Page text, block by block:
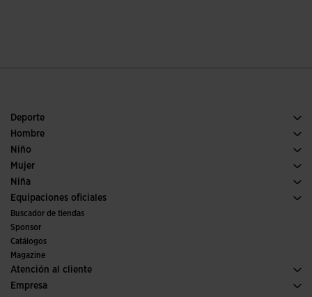
Deporte
Running
Fútbol
Pádel
Tenis
Trail running
Hombre
Calzado Hombre
Deporte
Niño
Ver todo ropa niño
Mujer
Calzado Mujer
Deporte
Niña
Ver todo ropa niña
Equipaciones oficiales
Fútbol
Fútbol sala
Comités y Federaciones
Ediciones especiales
Buscador de tiendas
Sponsor
Catálogos
Magazine
Atención al cliente
Condiciones de compra
Empresa